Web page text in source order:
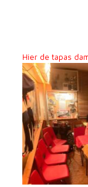
Hier de tapas